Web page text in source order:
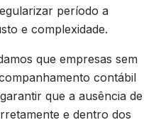
período a
e complexidade.
que empresas sem
contábil
que a ausência de
e dentro dos